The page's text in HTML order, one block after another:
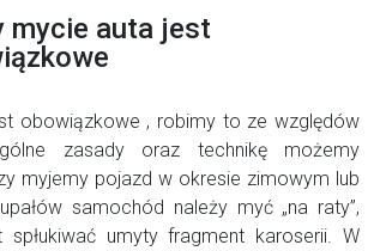
mycie auta jest
obowiązkowe , robimy to ze względów
zasady oraz technikę możemy
myjemy pojazd w okresie zimowym lub
samochód należy myć „na raty”,
spłukiwać umyty fragment karoserii. W